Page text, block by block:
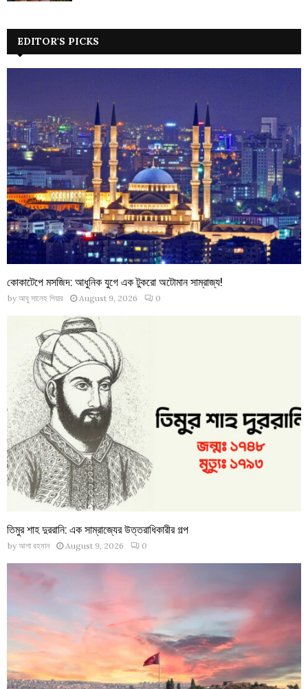
EDITOR'S PICKS
কোকাটেপে মসজিদ: আধুনিক যুগে এক টুকরো অটোমান সাম্রাজ্য!
by আবু সালেহ পিয়ার August 9, 2026 0
তিমুর শাহ দুররানি: এক সাম্রাজ্যের উত্তরাধিকারীর গল্প
by আশা রহমান August 9, 2026 0